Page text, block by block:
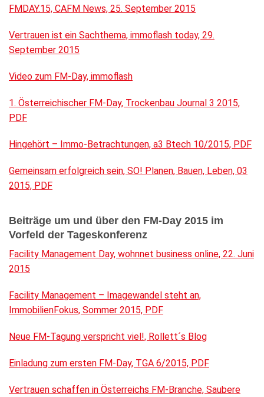
FMDAY.15, CAFM News, 25. September 2015
Vertrauen ist ein Sachthema, immoflash today, 29.
September 2015
Video zum FM-Day, immoflash
1. Österreichischer FM-Day, Trockenbau Journal 3 2015,
PDF
Hingehört – Immo-Betrachtungen, a3 Btech 10/2015, PDF
Gemeinsam erfolgreich sein, SO! Planen, Bauen, Leben, 03
2015, PDF
Beiträge um und über den FM-Day 2015 im
Vorfeld der Tageskonferenz
Facility Management Day, wohnnet business online, 22. Juni
2015
Facility Management – Imagewandel steht an,
ImmobilienFokus, Sommer 2015, PDF
Neue FM-Tagung verspricht viel!, Rollett´s Blog
Einladung zum ersten FM-Day, TGA 6/2015, PDF
Vertrauen schaffen in Österreichs FM-Branche, Saubere